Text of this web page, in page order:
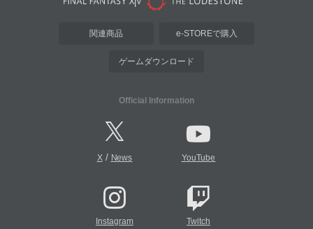
関連商品 e-STOREで購入
ゲームダウンロード
Official Information
X/ News YouTube
Instagram Twitch